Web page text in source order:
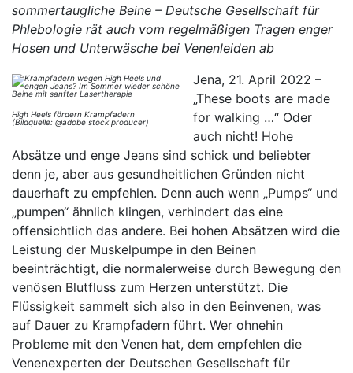
sommertaugliche Beine – Deutsche Gesellschaft für
Phlebologie rät auch vom regelmäßigen Tragen enger
Hosen und Unterwäsche bei Venenleiden ab
High Heels fördern Krampfadern
(Bildquelle: @adobe stock producer)
Jena, 21. April 2022 –
„These boots are made
for walking …“ Oder
auch nicht! Hohe
Absätze und enge Jeans sind schick und beliebter
denn je, aber aus gesundheitlichen Gründen nicht
dauerhaft zu empfehlen. Denn auch wenn „Pumps“ und
„pumpen“ ähnlich klingen, verhindert das eine
offensichtlich das andere. Bei hohen Absätzen wird die
Leistung der Muskelpumpe in den Beinen
beeinträchtigt, die normalerweise durch Bewegung den
venösen Blutfluss zum Herzen unterstützt. Die
Flüssigkeit sammelt sich also in den Beinvenen, was
auf Dauer zu Krampfadern führt. Wer ohnehin
Probleme mit den Venen hat, dem empfehlen die
Venenexperten der Deutschen Gesellschaft für